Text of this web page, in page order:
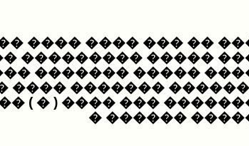
���� ��� �����
����
������� �����
( � ) ��� ����
����� ������